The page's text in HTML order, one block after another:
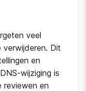
veel
Dit
en
wijziging is
reviewen en